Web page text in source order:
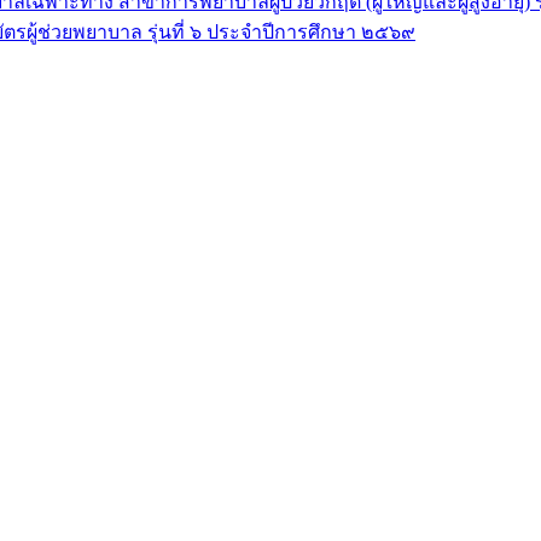
รผู้ช่วยพยาบาล รุ่นที่ ๖ ประจำปีการศึกษา ๒๕๖๙